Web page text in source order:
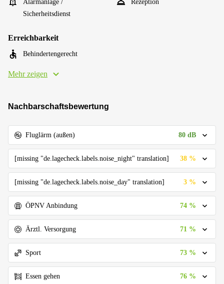
Alarmanlage /
Sicherheitsdienst
Rezeption
Erreichbarkeit
Behindertengerecht
Mehr zeigen
Nachbarschaftsbewertung
Fluglärm (außen) 80 dB
[missing "de.lagecheck.labels.noise_night" translation] 38 %
[missing "de.lagecheck.labels.noise_day" translation] 3 %
ÖPNV Anbindung 74 %
Ärztl. Versorgung 71 %
Sport 73 %
Essen gehen 76 %